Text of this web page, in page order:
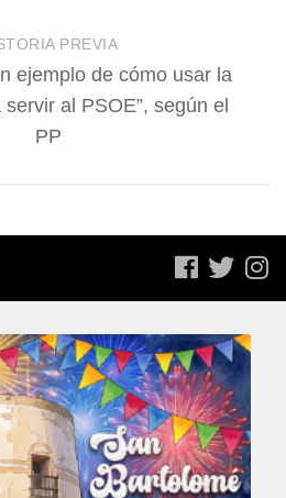
PREVIA
ejemplo de cómo usar la
al PSOE”, según el
PP